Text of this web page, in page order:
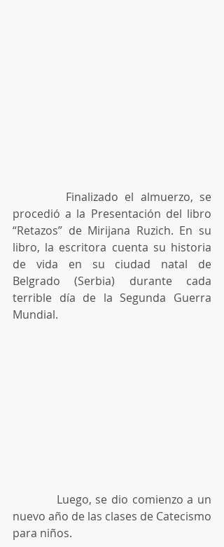
procedió a la Presentación del libro
“Retazos” de Mirijana Ruzich. En su
libro, la escritora cuenta su historia
de vida en su ciudad natal de
Belgrado (Serbia) durante cada
terrible día de la Segunda Guerra
Mundial.
nuevo año de las clases de Catecismo
para niños.